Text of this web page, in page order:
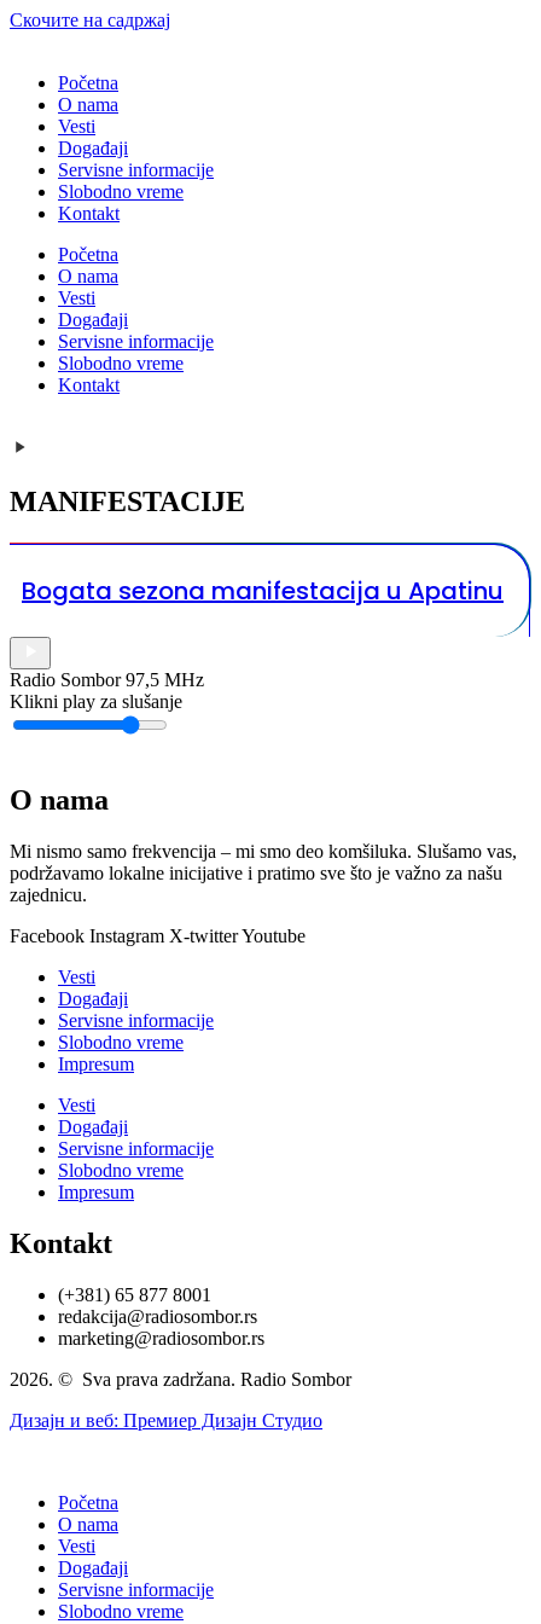
Скочите на садржај
Početna
O nama
Vesti
Događaji
Servisne informacije
Slobodno vreme
Kontakt
Početna
O nama
Vesti
Događaji
Servisne informacije
Slobodno vreme
Kontakt
MANIFESTACIJE
Bogata sezona manifestacija u Apatinu
Radio Sombor 97,5 MHz
Klikni play za slušanje
O nama
Mi nismo samo frekvencija – mi smo deo komšiluka. Slušamo vas,
podržavamo lokalne inicijative i pratimo sve što je važno za našu
zajednicu.
Facebook Instagram X-twitterYoutube
Vesti
Događaji
Servisne informacije
Slobodno vreme
Impresum
Vesti
Događaji
Servisne informacije
Slobodno vreme
Impresum
Kontakt
(+381) 65 877 8001
redakcija@radiosombor.rs
marketing@radiosombor.rs
2026. © Sva prava zadržana. Radio Sombor
Дизајн и веб: Премиер Дизајн Студио
Početna
O nama
Vesti
Događaji
Servisne informacije
Slobodno vreme